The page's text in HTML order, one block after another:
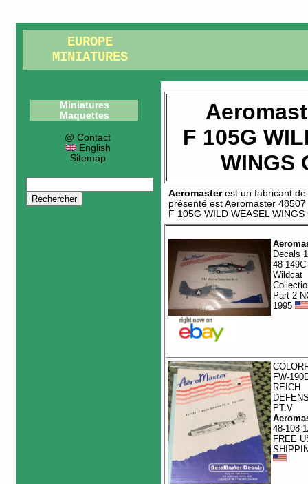
EUROPE
MINIATURES
Miniatures
Maquettes
@ Contact
English
Sitemap
F 105G
WINGS
Aeromasterest un fabricant
présenté estAeromaster 48507
F 105G WILD WEASEL WINGS
Decals
48-
Wildcat
Part 2
1995
FW-
REICH
PT.V
48-108
FREE